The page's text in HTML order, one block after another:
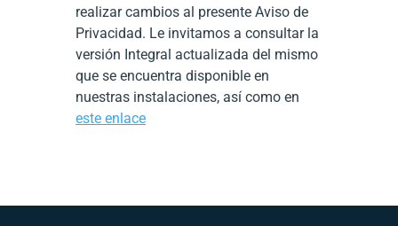
realizar cambios al presente Aviso de
Privacidad. Le invitamos a consultar la
versión Integral actualizada del mismo
que se encuentra disponible en
nuestras instalaciones, así como en
este enlace